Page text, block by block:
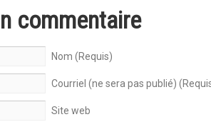
commentaire
Nom (Requis)
Courriel (ne sera pas publié)
Site web